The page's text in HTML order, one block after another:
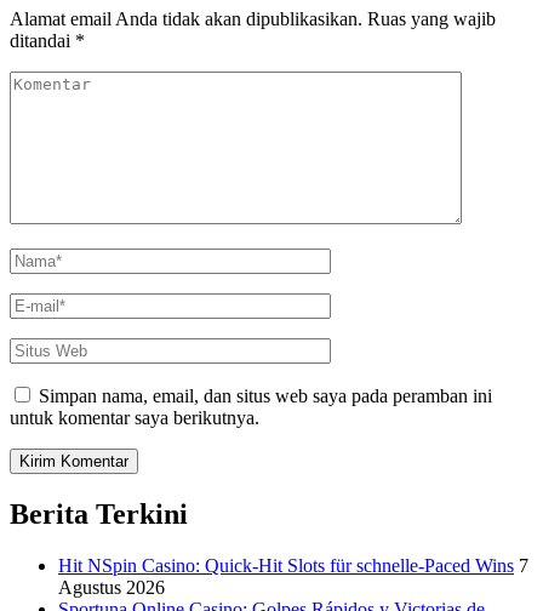
Alamat email Anda tidak akan dipublikasikan. Ruas yang wajib
ditandai *
Komentar
Nama*
E-
mail*
Situs
Web
Simpan nama, email, dan situs web saya pada peramban ini
untuk komentar saya berikutnya.
Berita Terkini
Hit NSpin Casino: Quick‑Hit Slots für schnelle‑Paced Wins 7
Agustus 2026